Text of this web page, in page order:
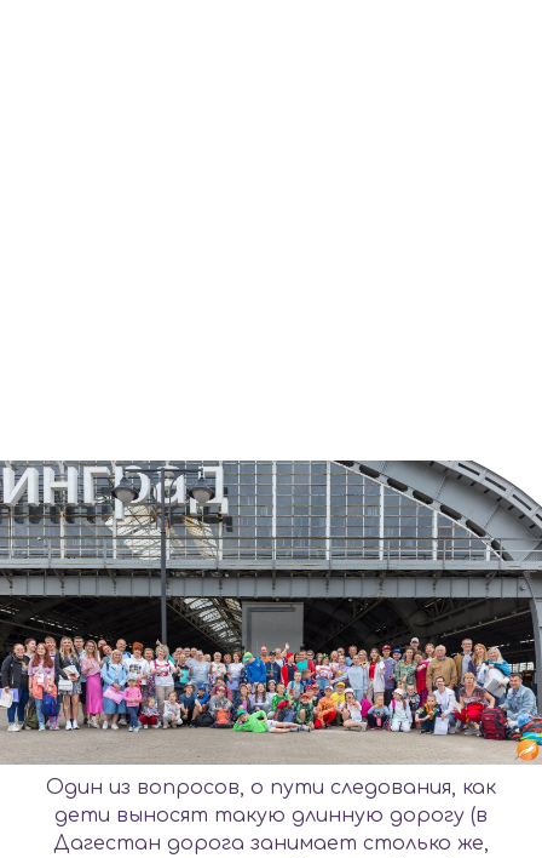
Один из вопросов, о пути следования, как
дети выносят такую длинную дорогу (в
Дагестан дорога занимает столько же,